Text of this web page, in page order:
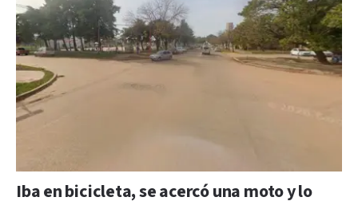
Iba en bicicleta, se acercó una moto y lo